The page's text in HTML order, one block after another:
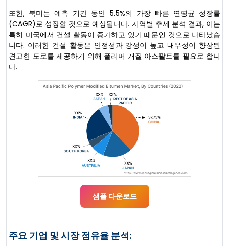
또한, 북미는 예측 기간 동안 5.5%의 가장 빠른 연평균 성장률
(CAGR)로 성장할 것으로 예상됩니다. 지역별 추세 분석 결과, 이는
특히 미국에서 건설 활동이 증가하고 있기 때문인 것으로 나타났습
니다. 이러한 건설 활동은 안정성과 강성이 높고 내우성이 향상된
견고한 도로를 제공하기 위해 폴리머 개질 아스팔트를 필요로 합니
다.
샘플 다운로드
주요 기업 및 시장 점유율 분석: